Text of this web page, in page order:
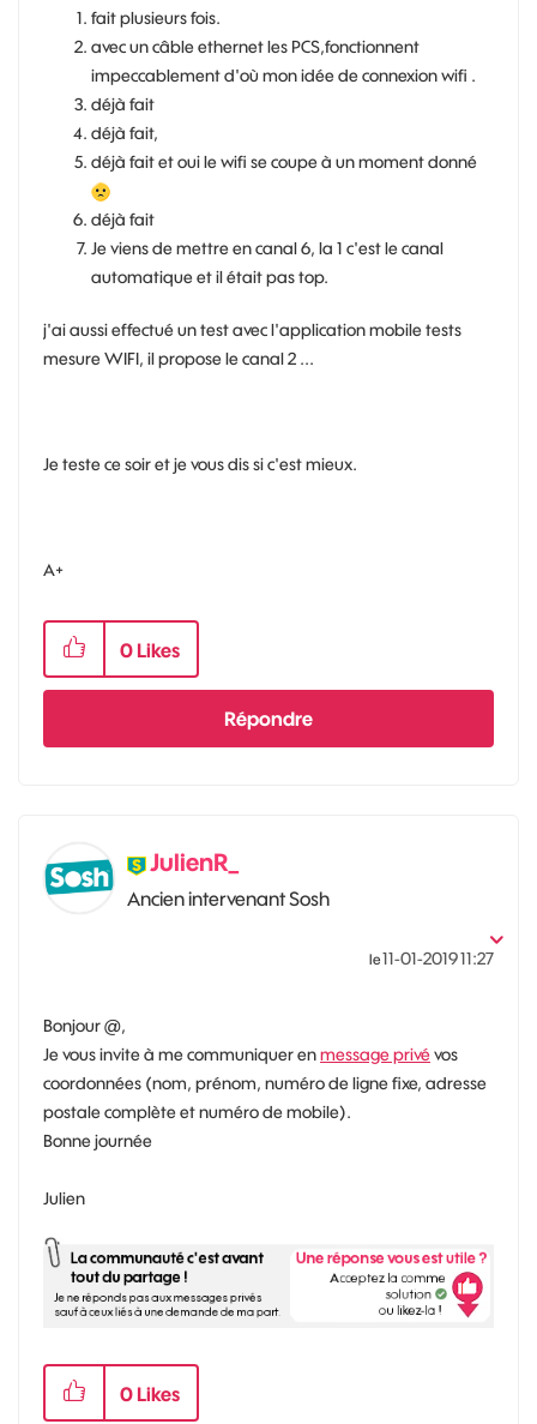
fait plusieurs fois.
avec un câble ethernet les PCS,fonctionnent
impeccablement d'où mon idée de connexion wifi .
déjà fait
déjà fait,
déjà fait et oui le wifi se coupe à un moment donné
déjà fait
Je viens de mettre en canal 6, la 1 c'est le canal
automatique et il était pas top.
j'ai aussi effectué un test avec l'application mobile tests
mesure WIFI, il propose le canal 2 ...
Je teste ce soir et je vous dis si c'est mieux.
A+
0 Likes
Répondre
JulienR_
Ancien intervenant Sosh
le‎11-01-201911:27
Bonjour @,
Je vous invite à me communiquer enmessage privévos
coordonnées (nom, prénom, numéro de ligne fixe, adresse
postale complète et numéro de mobile).
Bonne journée
Julien
0 Likes